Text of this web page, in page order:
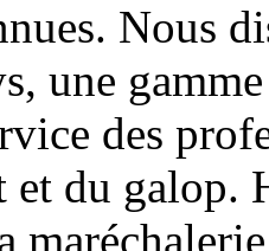
Nous
une
des
et du galop.